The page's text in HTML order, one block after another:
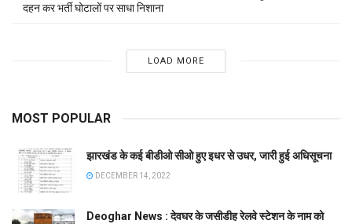
दहन कर भर्ती घोटालों पर साधा निशाना
LOAD MORE
MOST POPULAR
झारखंड के कई बीडीओ सीओ हुए इधर से उधर, जारी हुई अधिसूचना
DECEMBER 14, 2022
Deoghar News : देवघर के जसीडीह रेलवे स्टेशन के नाम को